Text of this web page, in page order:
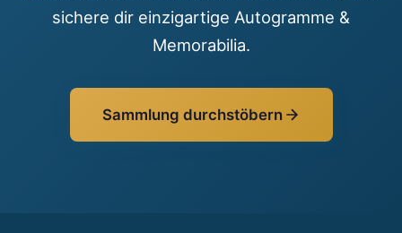
sichere dir einzigartige Autogramme &
Memorabilia.
Sammlung durchstöbern